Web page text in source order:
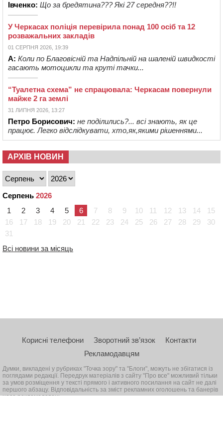
Івченко: Що за бредятина??? Які 27 середня??!!
У Черкасах поліція перевірила понад 100 осіб та 12
розважальних закладів
01 СЕРПНЯ 2026, 19:39
А: Коли по Благовісній та Надпільній на шаленій швидкості
гасають мотоцикли та круті тачки...
“Туалетна схема” не спрацювала: Черкасам повернули
майже 2 га землі
31 ЛИПНЯ 2026, 13:27
Петро Борисович: не поділились?... всі знають, як це
працює. Легко відслідкувати, хто,як,якими рішеннями...
АРХІВ НОВИН
Серпень 2026
1
2 3 4 5 6 7 8 9 10 11 12 13 14
15
16
17 18 19 20 21 22 23 24 25 26 27 28 29
30
31
Всі новини за місяць
Корисні телефони Зворотний зв’язок
Контакти
Рекламодавцям
Думки, викладені у рубриках "Точка зору" та "Блоги", можуть не збігатися із
поглядами редакції. Передрук матеріалів з сайту "Про все" можливий тільки
за умов розміщення у тексті прямого і активного посилання на сайт не далі
першого абзацу. Відповідальність за зміст рекламних оголошень та банерів
несе рекламодавець